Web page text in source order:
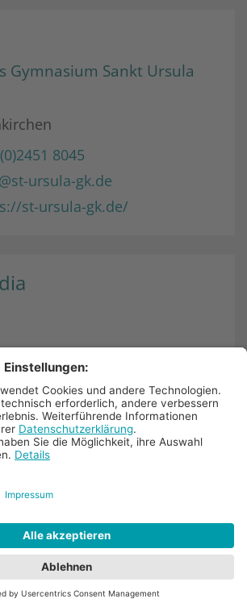
Gymnasium Sankt Ursula
8045
ursula-gk.de
st-ursula-gk.de/